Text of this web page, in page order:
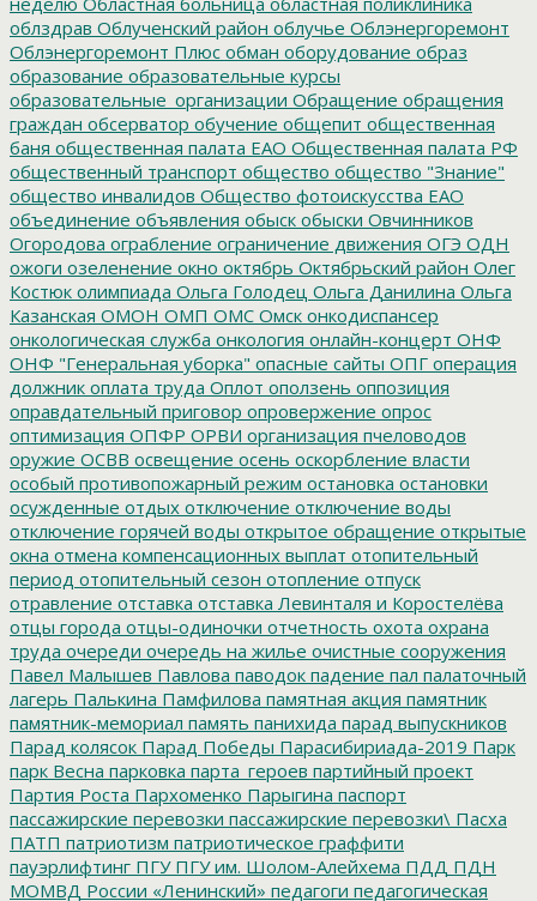
облздрав Облученский район облучье Облэнергоремонт
Облэнергоремонт Плюс обман оборудование образ
образование образовательные курсы
образовательные_организации Обращение обращения
граждан обсерватор обучение общепит общественная
баня общественная палата ЕАО Общественная палата РФ
общественный транспорт общество общество "Знание"
общество инвалидов Общество фотоискусства ЕАО
объединение объявления обыск обыски Овчинников
Огородова ограбление ограничение движения ОГЭ ОДН
ожоги озеленение окно октябрь Октябрьский район Олег
Костюк олимпиада Ольга Голодец Ольга Данилина Ольга
Казанская ОМОН ОМП ОМС Омск онкодиспансер
онкологическая служба онкология онлайн-концерт ОНФ
ОНФ "Генеральная уборка" опасные сайты ОПГ операция
должник оплата труда Оплот оползень оппозиция
оправдательный приговор опровержение опрос
оптимизация ОПФР ОРВИ организация пчеловодов
оружие ОСВВ освещение осень оскорбление власти
особый противопожарный режим остановка остановки
осужденные отдых отключение отключение воды
отключение горячей воды открытое обращение открытые
окна отмена компенсационных выплат отопительный
период отопительный сезон отопление отпуск
отравление отставка отставка Левинталя и Коростелёва
отцы города отцы-одиночки отчетность охота охрана
труда очереди очередь на жилье очистные сооружения
Павел Малышев Павлова паводок падение пал палаточный
лагерь Палькина Памфилова памятная акция памятник
памятник-мемориал память панихида парад выпускников
Парад колясок Парад Победы Парасибириада-2019 Парк
парк Весна парковка парта_героев партийный проект
Партия Роста Пархоменко Парыгина паспорт
пассажирские перевозки пассажирские перевозки\ Пасха
ПАТП патриотизм патриотическое граффити
пауэрлифтинг ПГУПГУ им. Шолом-Алейхема ПДД ПДН
МОМВД России «Ленинский» педагоги педагогическая